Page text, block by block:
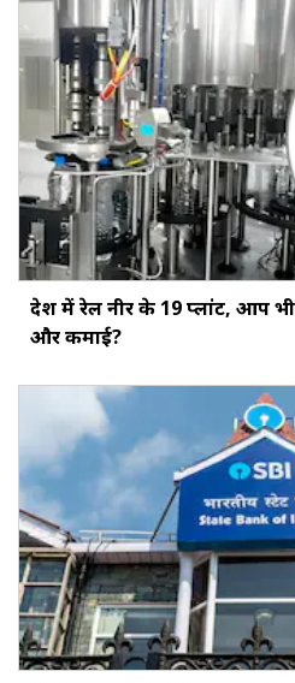
देश में रेल नीर के 19 प्लांट, आप
और कमाई?